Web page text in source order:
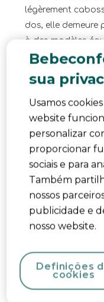
sua
Usamos
website
personalizar
proporcionar
sociais e para
Também
nossos
publicidade e
nosso website.
Definições
cookies
légèrement
dos, elle
à des modèles
Traduzir com o
Product Likes
Não, Não
TINTED GREY